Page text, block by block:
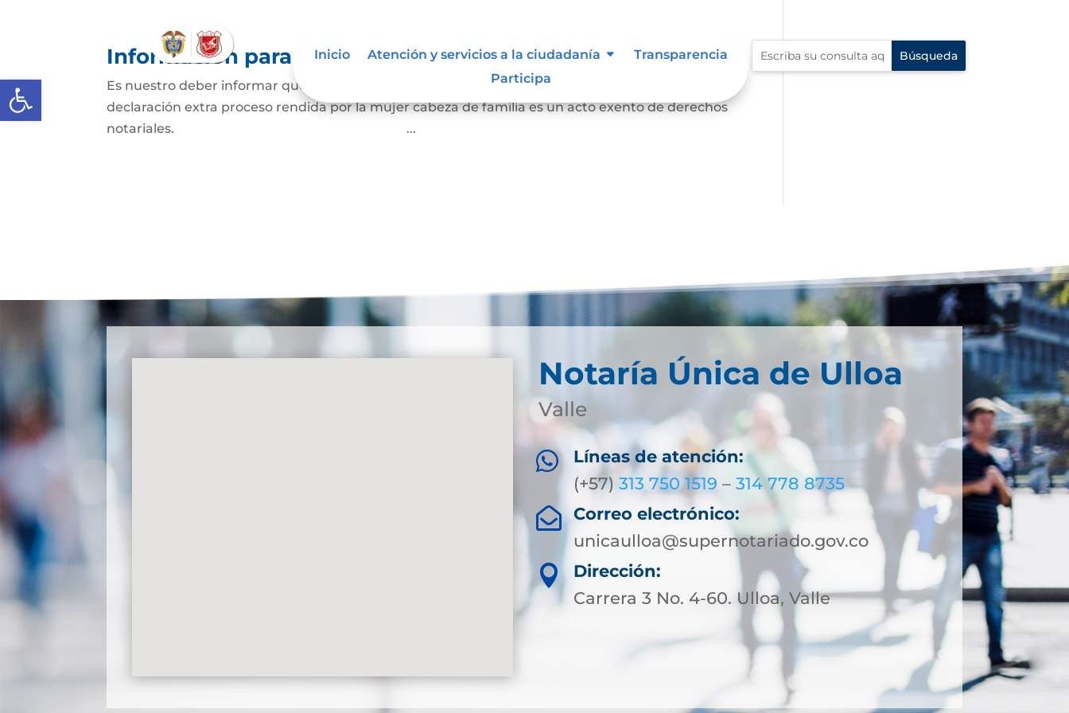
Abrir barra de herramientas
Inicio Atención y servicios a la ciudadanía
Transparencia
Participa
Información para Mujeres.
Es nuestro deber informar que: La Resolución 1299 de 2020 de la SNR, establece que la
declaración extra proceso rendida por la mujer cabeza de familia es un acto exento de derechos
notariales. ...
Notaría Única de Ulloa
Valle

Líneas de atención:
(+57)313 750 1519 –314 778 8735
 Correo electrónico:
unicaulloa@supernotariado.gov.co

Dirección:
Carrera 3 No. 4-60. Ulloa, Valle